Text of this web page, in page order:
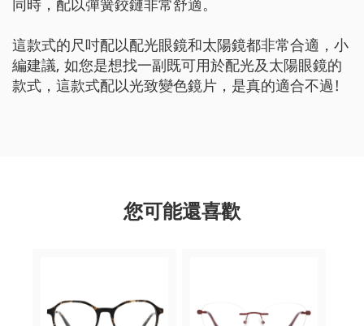
同時，配以彈簧鉸鏈非常舒適。
這款式的尺吋配以配光眼鏡和太陽鏡都非常合適，小
編建議, 如您是想找一副既可用於配光及太陽眼鏡的
款式，這款式配以光致變色鏡片，是真的適合不過!
您可能還喜歡